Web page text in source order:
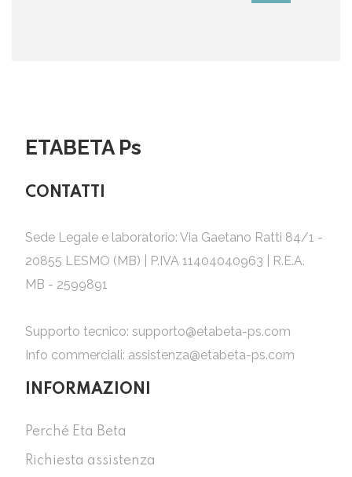
ETABETA Ps
CONTATTI
Sede Legale e laboratorio: Via Gaetano Ratti 84/1 -
20855 LESMO (MB) | P.IVA 11404040963 | R.E.A.
MB - 2599891
Supporto tecnico: supporto@etabeta-ps.com
Info commerciali: assistenza@etabeta-ps.com
INFORMAZIONI
Perché Eta Beta
Richiesta assistenza